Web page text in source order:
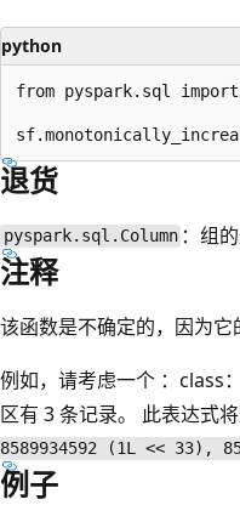
python
from pyspark.sql
退货
pyspark.sql.Column ：组
注释
该函数是不确定的，因为它
例如，请考虑一个 ：class：
区有 3 条记录。 此表达式
8589934592 (1L << 33),
例子